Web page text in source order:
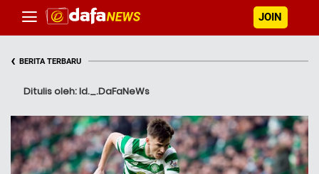
JOIN
‹ BERITA TERBARU
Ditulis oleh: Id._.DaFaNeWs